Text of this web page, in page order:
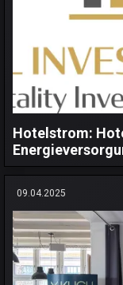
Hotelstrom:
09.04.2025